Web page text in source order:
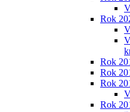
Rok
Rok
Rok
Rok
Rok